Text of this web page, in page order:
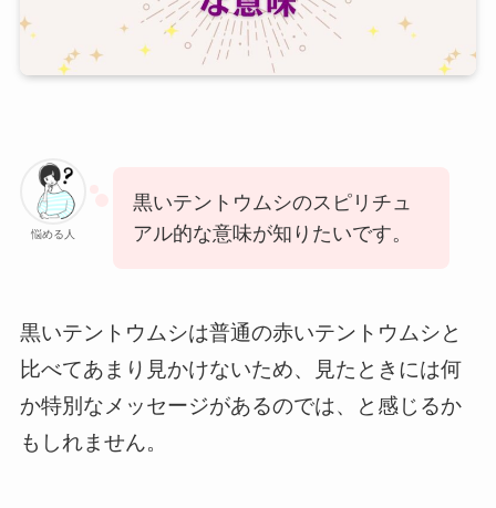
悩める人
黒いテントウムシのスピリチュ
アル的な意味が知りたいです。
黒いテントウムシは普通の赤いテントウムシと
比べてあまり見かけないため、見たときには何
か特別なメッセージがあるのでは、と感じるか
もしれません。